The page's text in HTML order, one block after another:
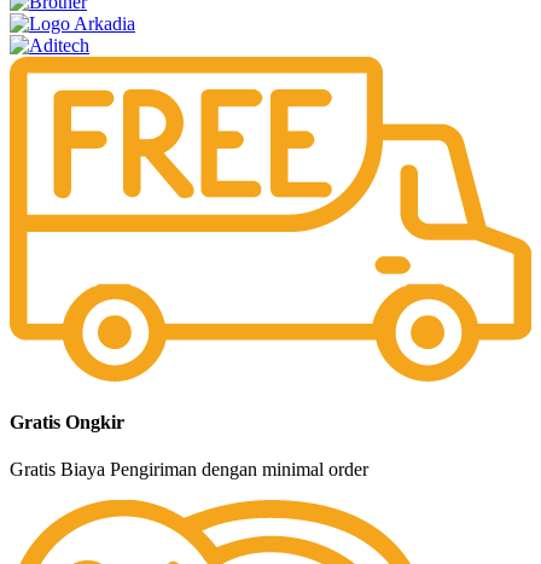
Gratis Ongkir
Gratis Biaya Pengiriman dengan minimal order